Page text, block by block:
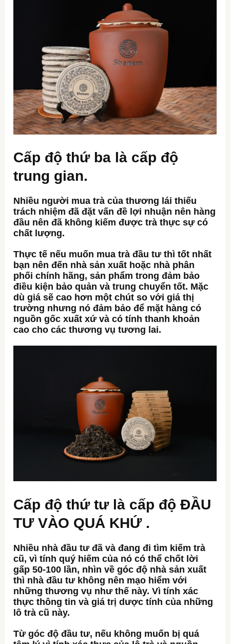
Cấp độ thứ ba là cấp độ
trung gian.
Nhiều người mua trà của thương lái thiếu
trách nhiệm đã đặt vấn đề lợi nhuận nên hàng
đầu nên đã không kiếm được trà thực sự có
chất lượng.
Thực tế nếu muốn mua trà đầu tư thì tốt nhất
bạn nên đến nhà sản xuất hoặc nhà phân
phối chính hãng, sản phẩm trong đảm bảo
điều kiện bảo quản và trung chuyển tốt. Mặc
dù giá sẽ cao hơn một chút so với giá thị
trường nhưng nó đảm bảo để mặt hàng có
nguồn gốc xuất xứ và có tính thanh khoản
cao cho các thương vụ tương lai.
Cấp độ thứ tư là cấp độ ĐẦU
TƯ VÀO QUÁ KHỨ .
Nhiều nhà đầu tư đã và đang đi tìm kiếm trà
cũ, vì tính quý hiếm của nó có thể chốt lời
gấp 50-100 lần, nhìn về góc độ nhà sản xuất
thì nhà đầu tư không nên mạo hiểm với
những thương vụ như thế này. Vì tính xác
thực thông tin và giá trị dược tính của những
lô trà cũ này.
Từ góc độ đầu tư, nếu không muốn bị quá